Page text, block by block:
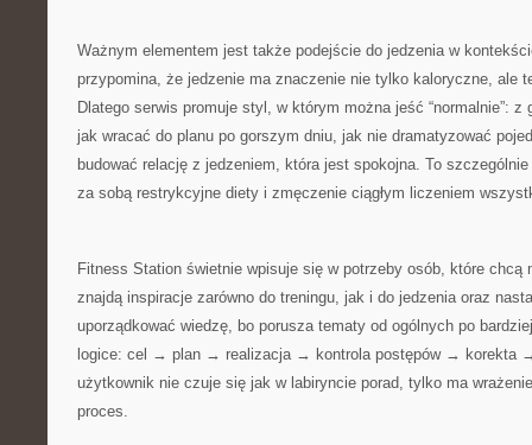
Ważnym elementem jest także podejście do jedzenia w
przypomina, że jedzenie ma znaczenie nie tylko kaloryczne, ale
Dlatego serwis promuje styl, w którym można jeść “normalnie”: z
jak wracać do planu po gorszym dniu, jak nie dramatyzować
budować relację z jedzeniem, która jest spokojna. To
za sobą restrykcyjne diety i zmęczenie ciągłym liczeniem
Fitness Station świetnie wpisuje się w potrzeby osób, które chcą
znajdą inspiracje zarówno do treningu, jak i do jedzenia oraz
uporządkować wiedzę, bo porusza tematy od ogólnych po
logice: cel → plan → realizacja → kontrola postępów → korekta
użytkownik nie czuje się jak w labiryncie porad, tylko ma
proces.